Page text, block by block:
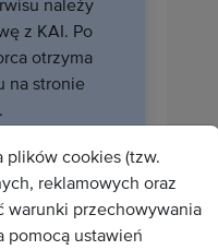
należy
z KAI. Po
otrzyma
na stronie
plików cookies (tzw.
reklamowych oraz
warunki przechowywania
pomocą ustawień